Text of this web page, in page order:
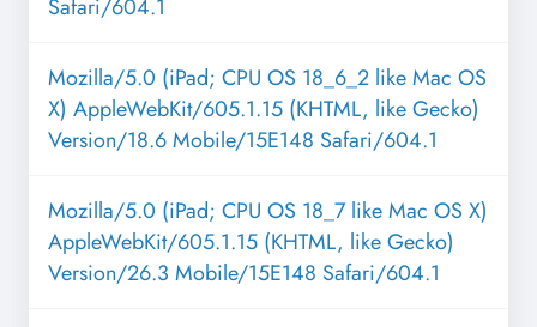
Safari/604.1
Mozilla/5.0 (iPad; CPU OS 18_6_2 like Mac OS
X) AppleWebKit/605.1.15 (KHTML, like Gecko)
Version/18.6 Mobile/15E148 Safari/604.1
Mozilla/5.0 (iPad; CPU OS 18_7 like Mac OS X)
AppleWebKit/605.1.15 (KHTML, like Gecko)
Version/26.3 Mobile/15E148 Safari/604.1